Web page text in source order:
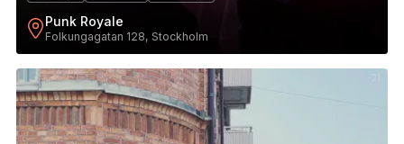
Punk Royale
Folkungagatan 128, Stockholm